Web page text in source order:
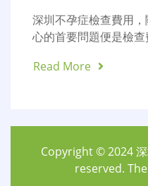
深圳不孕症檢查費用
心的首要問題便是檢
Read More
Copyright © 2024
reserved.